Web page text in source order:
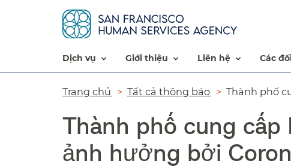
dịch vụ​​ giới thiệu​​ liên hệ​​ các
Đường
dẫn​​
Trang chủ​​ Tất cả thông báo​​ Thành phố
Thành phố cung
ảnh hưởng bởi